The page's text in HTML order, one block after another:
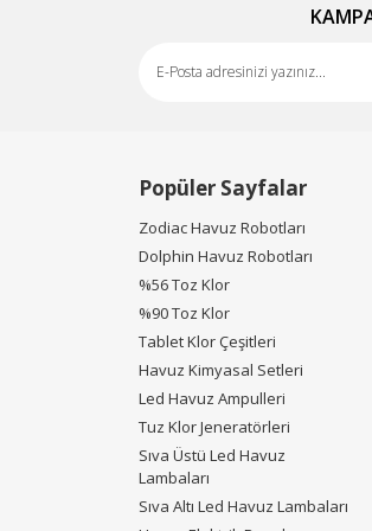
Bu ürüne benzer
Popüler Sayfalar
Zodiac Havuz Robotları
Dolphin Havuz Robotları
%56 Toz Klor
%90 Toz Klor
Tablet Klor Çeşitleri
Havuz Kimyasal Setleri
Led Havuz Ampulleri
Tuz Klor Jeneratörleri
Sıva Üstü Led Havuz
Lambaları
Sıva Altı Led Havuz Lambaları